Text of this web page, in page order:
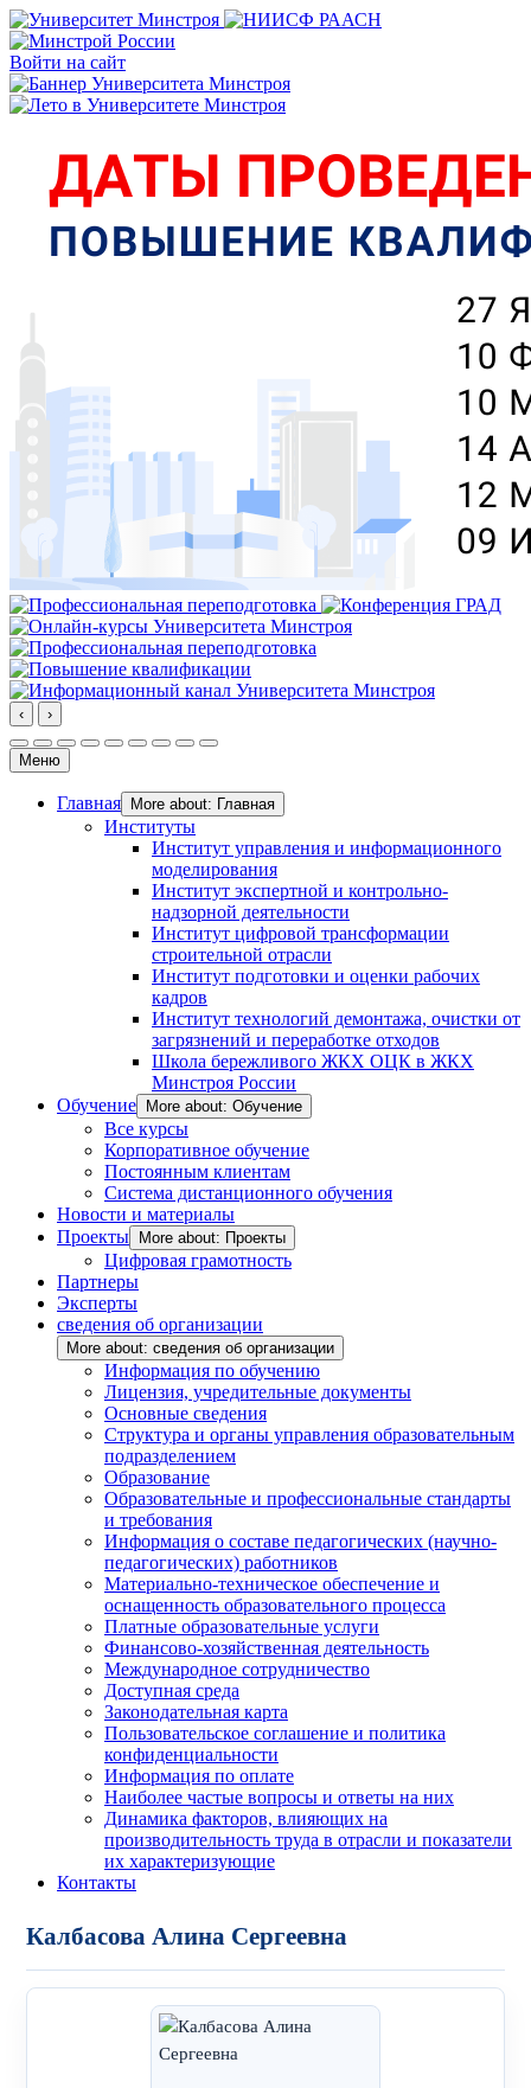
Войти на сайт
‹ ›
Меню
Главная More about: Главная
Институты
Институт управления и информационного
моделирования
Институт экспертной и контрольно-
надзорной деятельности
Институт цифровой трансформации
строительной отрасли
Институт подготовки и оценки рабочих
кадров
Институт технологий демонтажа, очистки от
загрязнений и переработке отходов
Школа бережливого ЖКХ ОЦК в ЖКХ
Минстроя России
Обучение
More about: Обучение
Все курсы
Корпоративное обучение
Постоянным клиентам
Система дистанционного обучения
Новости и материалы
Проекты
More about: Проекты
Цифровая грамотность
Партнеры
Эксперты
сведения об организации
More about: сведения об организации
Информация по обучению
Лицензия, учредительные документы
Основные сведения
Структура и органы управления образовательным
подразделением
Образование
Образовательные и профессиональные стандарты
и требования
Информация о составе педагогических (научно-
педагогических) работников
Материально-техническое обеспечение и
оснащенность образовательного процесса
Платные образовательные услуги
Финансово-хозяйственная деятельность
Международное сотрудничество
Доступная среда
Законодательная карта
Пользовательское соглашение и политика
конфиденциальности
Информация по оплате
Наиболее частые вопросы и ответы на них
Динамика факторов, влияющих на
производительность труда в отрасли и показатели
их характеризующие
Контакты
Калбасова Алина Сергеевна